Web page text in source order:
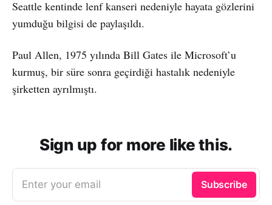
Seattle kentinde lenf kanseri nedeniyle hayata gözlerini
yumduğu bilgisi de paylaşıldı.
Paul Allen, 1975 yılında Bill Gates ile Microsoft’u
kurmuş, bir süre sonra geçirdiği hastalık nedeniyle
şirketten ayrılmıştı.
Sign up for more like this.
Enter your email Subscribe